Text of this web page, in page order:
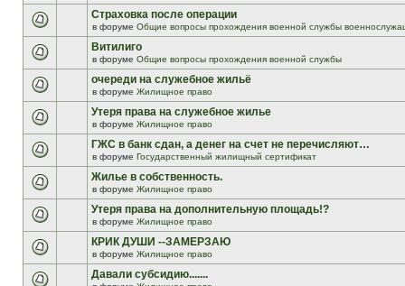
Страховка после операции
в форуме Общие вопросы прохождения военной службы
Витилиго
в форуме Общие вопросы прохождения военной службы
очереди на служебное жильё
в форуме Жилищное право
Утеря права на служебное жилье
в форуме Жилищное право
ГЖС в банк сдан, а денег на счет не перечисляют…
в форуме Государственный жилищный сертификат
Жилье в собственность.
в форуме Жилищное право
Утеря права на дополнительную площадь!?
в форуме Жилищное право
КРИК ДУШИ --ЗАМЕРЗАЮ
в форуме Жилищное право
Давали субсидию.......